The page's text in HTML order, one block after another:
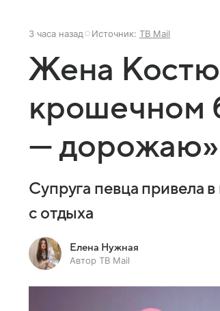
3 часа назад Источник: ТВ Mail
Жена
крошечном
— дорожаю»
Супруга певца привела
с отдыха
Елена Нужная
Автор ТВ Mail